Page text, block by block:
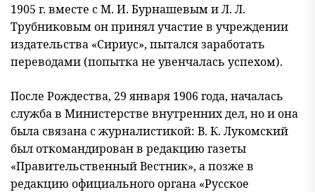
1905 г. вместе с М. И. Бурнашевым и Л. Л.
Трубниковым он принял участие в учреждении
издательства «Сириус», пытался заработать
переводами (попытка не увенчалась успехом).
После Рождества, 29 января 1906 года, началась
служба в Министерстве внутренних дел, но и она
была связана с журналистикой: В. К. Лукомский
был откомандирован в редакцию газеты
«Правительственный Вестник», а позже в
редакцию официального органа «Русское